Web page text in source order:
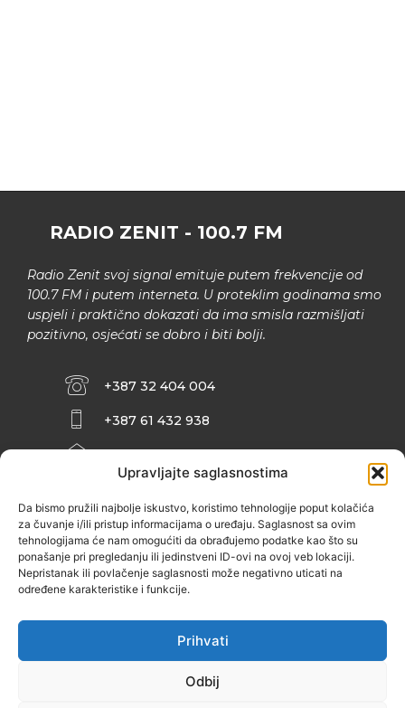
Upravljajte saglasnostima
Da bismo pružili najbolje iskustvo, koristimo tehnologije poput kolačića
za čuvanje i/ili pristup informacijama o uređaju. Saglasnost sa ovim
tehnologijama će nam omogućiti da obrađujemo podatke kao što su
ponašanje pri pregledanju ili jedinstveni ID-ovi na ovoj veb lokaciji.
Nepristanak ili povlačenje saglasnosti može negativno uticati na
određene karakteristike i funkcije.
Prihvati
Odbij
RADIO ZENIT - 100.7 FM
Radio Zenit svoj signal emituje putem frekvencije od
100.7 FM i putem interneta. U proteklim godinama smo
uspjeli i praktično dokazati da ima smisla razmišljati
pozitivno, osjećati se dobro i biti bolji.
+387 32 404 004
+387 61 432 938
INFO@ZENIT.BA
ZENIČANKA, 3. SPRAT), 72000 ZENICA